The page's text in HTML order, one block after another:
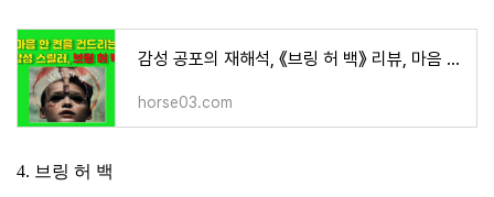
감성 공포의 재해석, 《브링 허 백》 리뷰, 마음 한 켠을 건드리는 영화,
horse03.com
4. 브링 허 백